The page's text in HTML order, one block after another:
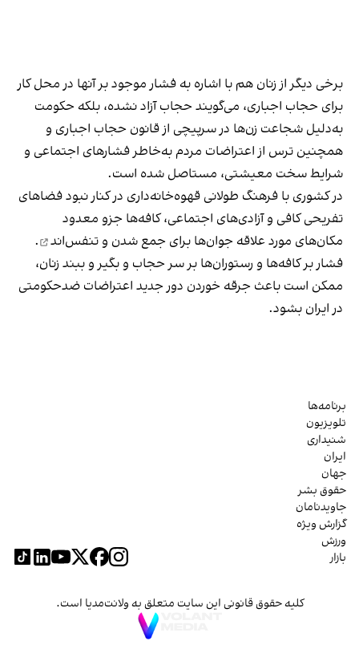
برخی دیگر از زنان هم با اشاره به فشار موجود بر آنها در محل کار
برای حجاب اجباری، می‌گویند حجاب آزاد نشده، بلکه حکومت
به‌دلیل شجاعت زن‌ها در سرپیچی از قانون حجاب اجباری و
همچنین ترس از اعتراضات مردم به‌خاطر فشارهای اجتماعی و
شرایط سخت معیشتی، مستاصل شده است.
در کشوری با فرهنگ طولانی قهوه‌‌خانه‌داری در کنار نبود فضاهای
تفریحی کافی و آزادی‌های اجتماعی، کافه‌ها جزو معدود
مکان‌های مورد علاقه جوان‌ها برای جمع شدن و تنفس‌اند
.
فشار بر کافه‌ها و رستوران‌ها بر سر حجاب و بگیر و ببند زنان،
ممکن است باعث جرقه خوردن دور جدید اعتراضات ضدحکومتی
در ایران بشود.
برنامه‌ها
تلویزیون
شنیداری
ایران
جهان
حقوق بشر
جاویدنامان
گزارش ویژه
ورزش
بازار
کلیه حقوق قانونی این سایت متعلق به ولانت‌مدیا است.